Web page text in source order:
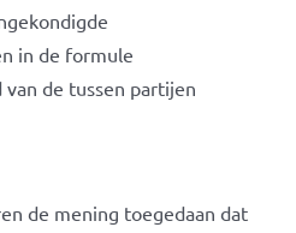
in de formule
de tussen partijen
de mening toegedaan dat